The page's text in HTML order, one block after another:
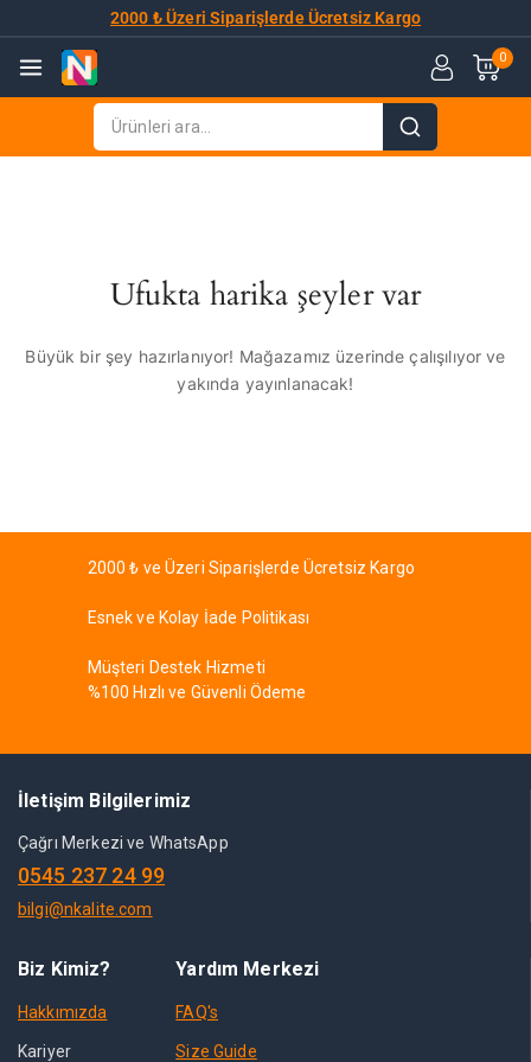
2000 ₺ Üzeri Siparişlerde Ücretsiz Kargo
0
Ufukta harika şeyler var
Büyük bir şey hazırlanıyor! Mağazamız üzerinde çalışılıyor ve
yakında yayınlanacak!
2000 ₺ ve Üzeri Siparişlerde Ücretsiz Kargo
Esnek ve Kolay İade Politikası
Müşteri Destek Hizmeti
%100 Hızlı ve Güvenli Ödeme
İletişim Bilgilerimiz
Çağrı Merkezi ve WhatsApp
0545 237 24 99
bilgi@nkalite.com
Biz Kimiz?
Hakkımızda
Kariyer
Yardım Merkezi
FAQ's
Size Guide